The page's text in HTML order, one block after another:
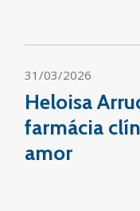
31/03/2026
Heloisa
farmácia
amor